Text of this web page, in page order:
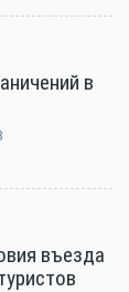
в
въезда